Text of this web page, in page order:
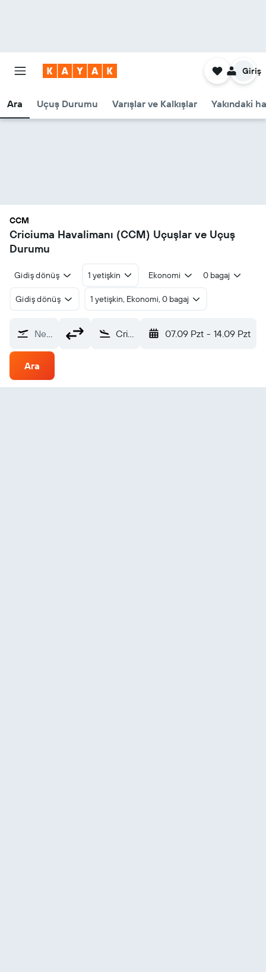
Ara Uçuş Durumu Varışlar ve Kalkışlar Yakındaki
Giriş
CCM
Criciuma Havalimanı (CCM) Uçuşlar ve Uçuş
Durumu
Gidiş dönüş 1 yetişkin Ekonomi 0 bagaj
Gidiş dönüş 1 yetişkin, Ekonomi, 0 bagaj
Nereden? Criciuma (CCM) 07.09 Pzt - 14.09 Pzt
Ara